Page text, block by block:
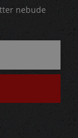
nebude